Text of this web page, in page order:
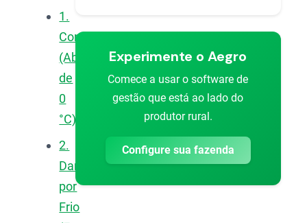
1.
Congelamento
(Abaixo
de
0
°C)
2.
Dano
por
Frio
Experimente o Aegro
Comece a usar o software de
gestão que está ao lado do
produtor rural.
Configure sua fazenda